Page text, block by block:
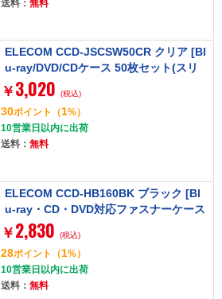
送料： 無料
ELECOM CCD-JSCSW50CR クリア [Bl
u-ray/DVD/CDケース 50枚セット(スリ
ム/PS/2枚収納)]
￥ 3,020 (税込)
30ポイント （1%）
10営業日以内に出荷
送料： 無料
ELECOM CCD-HB160BK ブラック [Bl
u-ray・CD・DVD対応ファスナーケース
(160枚)]
￥ 2,830 (税込)
28ポイント （1%）
10営業日以内に出荷
送料： 無料